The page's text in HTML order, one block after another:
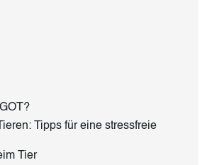
Tipps für eine stressfreie
Tier